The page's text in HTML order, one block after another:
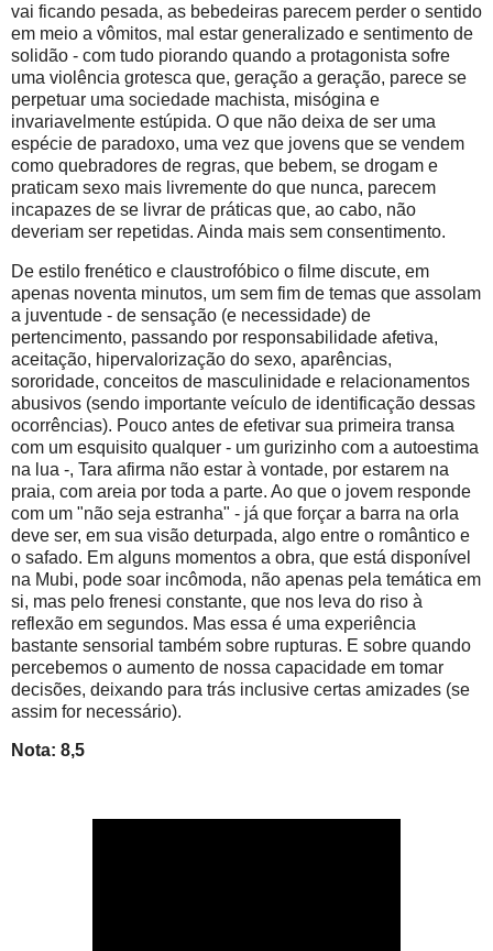
vai ficando pesada, as bebedeiras parecem perder o sentido
em meio a vômitos, mal estar generalizado e sentimento de
solidão - com tudo piorando quando a protagonista sofre
uma violência grotesca que, geração a geração, parece se
perpetuar uma sociedade machista, misógina e
invariavelmente estúpida. O que não deixa de ser uma
espécie de paradoxo, uma vez que jovens que se vendem
como quebradores de regras, que bebem, se drogam e
praticam sexo mais livremente do que nunca, parecem
incapazes de se livrar de práticas que, ao cabo, não
deveriam ser repetidas. Ainda mais sem consentimento.
De estilo frenético e claustrofóbico o filme discute, em
apenas noventa minutos, um sem fim de temas que assolam
a juventude - de sensação (e necessidade) de
pertencimento, passando por responsabilidade afetiva,
aceitação, hipervalorização do sexo, aparências,
sororidade, conceitos de masculinidade e relacionamentos
abusivos (sendo importante veículo de identificação dessas
ocorrências). Pouco antes de efetivar sua primeira transa
com um esquisito qualquer - um gurizinho com a autoestima
na lua -, Tara afirma não estar à vontade, por estarem na
praia, com areia por toda a parte. Ao que o jovem responde
com um "não seja estranha" - já que forçar a barra na orla
deve ser, em sua visão deturpada, algo entre o romântico e
o safado. Em alguns momentos a obra, que está disponível
na Mubi, pode soar incômoda, não apenas pela temática em
si, mas pelo frenesi constante, que nos leva do riso à
reflexão em segundos. Mas essa é uma experiência
bastante sensorial também sobre rupturas. E sobre quando
percebemos o aumento de nossa capacidade em tomar
decisões, deixando para trás inclusive certas amizades (se
assim for necessário).
Nota: 8,5